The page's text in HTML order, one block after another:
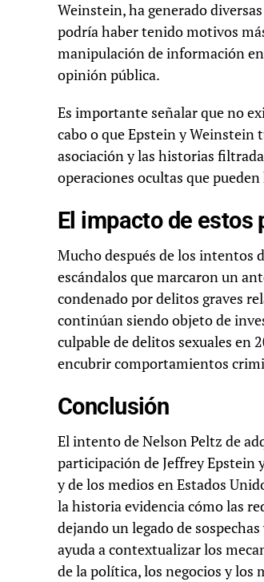
Weinstein, ha generado
podría haber tenido motivos
manipulación de información
opinión pública.
Es importante señalar que no
cabo o que Epstein y Weinstein
asociación y las historias
operaciones ocultas que
El impacto de estos
Mucho después de los intentos
escándalos que marcaron un
condenado por delitos graves
continúan siendo objeto de
culpable de delitos sexuales en
encubrir comportamientos
Conclusión
El intento de Nelson Peltz de
participación de Jeffrey Epstein
y de los medios en Estados
la historia evidencia cómo las
dejando un legado de
ayuda a contextualizar los
de la política, los negocios y los